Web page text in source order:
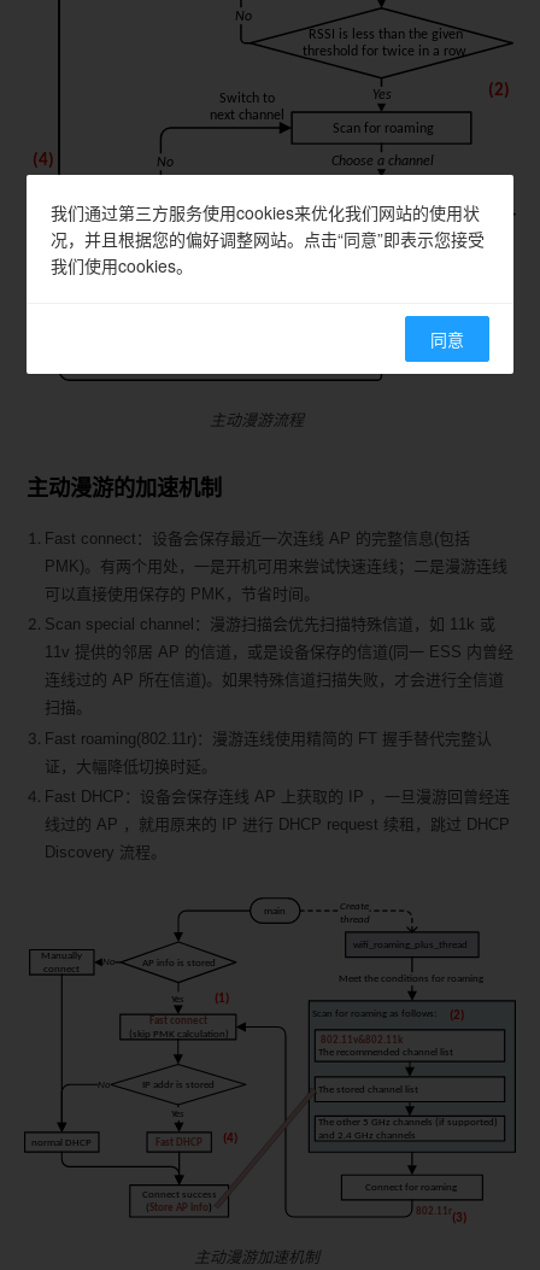
主动漫游流程
主动漫游的加速机制
Fast connect：设备会保存最近一次连线 AP 的完整信息(包括
PMK)。有两个用处，一是开机可用来尝试快速连线；二是漫游连线
可以直接使用保存的 PMK，节省时间。
Scan special channel：漫游扫描会优先扫描特殊信道，如 11k 或
11v 提供的邻居 AP 的信道，或是设备保存的信道(同一 ESS 内曾经
连线过的 AP 所在信道)。如果特殊信道扫描失败，才会进行全信道
扫描。
Fast roaming(802.11r)：漫游连线使用精简的 FT 握手替代完整认
证，大幅降低切换时延。
Fast DHCP：设备会保存连线 AP 上获取的 IP ，一旦漫游回曾经连
线过的 AP ，就用原来的 IP 进行 DHCP request 续租，跳过 DHCP
Discovery 流程。
主动漫游加速机制
我们通过第三方服务使用cookies来优化我们网站的使用状
况，并且根据您的偏好调整网站。点击“同意”即表示您接受
我们使用cookies。
同意